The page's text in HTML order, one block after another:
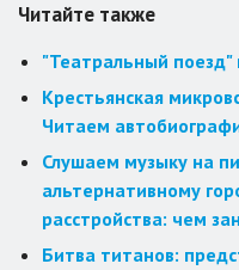
Читайте также
"Театральный
Крестьянская
Читаем
Слушаем музыку на
альтернативному
расстройства: чем
Битва титанов: